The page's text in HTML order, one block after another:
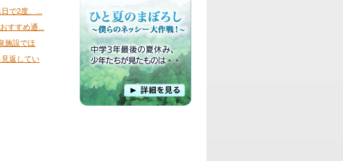
で2度、...
すすめ通...
施設でほ
返してい
パーソナリティ： マゴメ ヒロブミ
アラフィフ（50代）間近のDJ マゴメが
お届けするのは、映画、音楽、演劇、本
などをまったりと紹介してゆく、ちょっ
と大人な番組です。
パーソナリティ：Leo